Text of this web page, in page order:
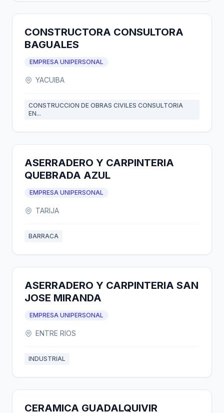
CONSTRUCTORA CONSULTORA
BAGUALES
EMPRESA UNIPERSONAL
YACUIBA
CONSTRUCCION DE OBRAS CIVILES CONSULTORIA
EN...
ASERRADERO Y CARPINTERIA
QUEBRADA AZUL
EMPRESA UNIPERSONAL
TARIJA
BARRACA
ASERRADERO Y CARPINTERIA SAN
JOSE MIRANDA
EMPRESA UNIPERSONAL
ENTRE RIOS
INDUSTRIAL
CERAMICA GUADALQUIVIR